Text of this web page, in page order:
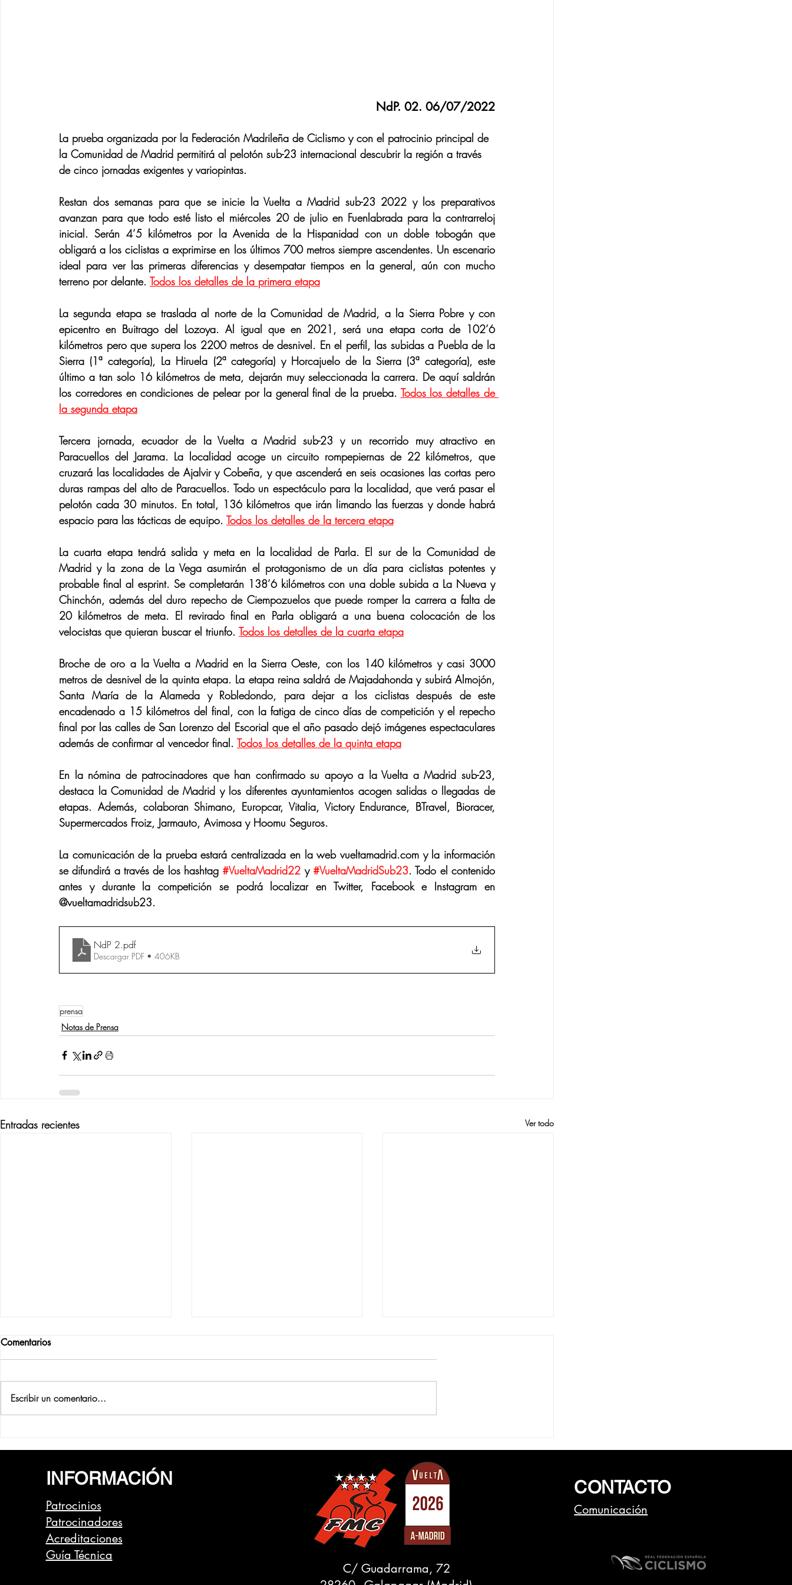
NdP. 02. 06/07/2022
La prueba organizada por la Federación Madrileña de Ciclismo y con el patrocinio principal de
la Comunidad de Madrid permitirá al pelotón sub-23 internacional descubrir la región a través
de cinco jornadas exigentes y variopintas.
Restan dos semanas para que se inicie la Vuelta a Madrid sub-23 2022 y los preparativos
avanzan para que todo esté listo el miércoles 20 de julio en Fuenlabrada para la contrarreloj
inicial. Serán 4’5 kilómetros por la Avenida de la Hispanidad con un doble tobogán que
obligará a los ciclistas a exprimirse en los últimos 700 metros siempre ascendentes. Un escenario
ideal para ver las primeras diferencias y desempatar tiempos en la general, aún con mucho
terreno por delante. Todos los detalles de la primera etapa
La segunda etapa se traslada al norte de la Comunidad de Madrid, a la Sierra Pobre y con
epicentro en Buitrago del Lozoya. Al igual que en 2021, será una etapa corta de 102’6
kilómetros pero que supera los 2200 metros de desnivel. En el perfil, las subidas a Puebla de la
Sierra (1ª categoría), La Hiruela (2ª categoría) y Horcajuelo de la Sierra (3ª categoría), este
último a tan solo 16 kilómetros de meta, dejarán muy seleccionada la carrera. De aquí saldrán
los corredores en condiciones de pelear por la general final de la prueba. Todos los detalles de
la segunda etapa
Tercera jornada, ecuador de la Vuelta a Madrid sub-23 y un recorrido muy atractivo en
Paracuellos del Jarama. La localidad acoge un circuito rompepiernas de 22 kilómetros, que
cruzará las localidades de Ajalvir y Cobeña, y que ascenderá en seis ocasiones las cortas pero
duras rampas del alto de Paracuellos. Todo un espectáculo para la localidad, que verá pasar el
pelotón cada 30 minutos. En total, 136 kilómetros que irán limando las fuerzas y donde habrá
espacio para las tácticas de equipo. Todos los detalles de la tercera etapa
La cuarta etapa tendrá salida y meta en la localidad de Parla. El sur de la Comunidad de
Madrid y la zona de La Vega asumirán el protagonismo de un día para ciclistas potentes y
probable final al esprint. Se completarán 138’6 kilómetros con una doble subida a La Nueva y
Chinchón, además del duro repecho de Ciempozuelos que puede romper la carrera a falta de
20 kilómetros de meta. El revirado final en Parla obligará a una buena colocación de los
velocistas que quieran buscar el triunfo. Todos los detalles de la cuarta etapa
Broche de oro a la Vuelta a Madrid en la Sierra Oeste, con los 140 kilómetros y casi 3000
metros de desnivel de la quinta etapa. La etapa reina saldrá de Majadahonda y subirá Almojón,
Santa María de la Alameda y Robledondo, para dejar a los ciclistas después de este
encadenado a 15 kilómetros del final, con la fatiga de cinco días de competición y el repecho
final por las calles de San Lorenzo del Escorial que el año pasado dejó imágenes espectaculares
además de confirmar al vencedor final. Todos los detalles de la quinta etapa
En la nómina de patrocinadores que han confirmado su apoyo a la Vuelta a Madrid sub-23,
destaca la Comunidad de Madrid y los diferentes ayuntamientos acogen salidas o llegadas de
etapas. Además, colaboran Shimano, Europcar, Vitalia, Victory Endurance, BTravel, Bioracer,
Supermercados Froiz, Jarmauto, Avimosa y Hoomu Seguros.
La comunicación de la prueba estará centralizada en la web vueltamadrid.com y la información
se difundirá a través de los hashtag #VueltaMadrid22 y #VueltaMadridSub23. Todo el contenido
antes y durante la competición se podrá localizar en Twitter, Facebook e Instagram en
@vueltamadridsub23.
NdP 2.pdf
Descargar PDF • 406KB
prensa
Notas de Prensa
Entradas recientes Ver todo
preparados para brillar en la
presenta el próximo martes,
afrontan la Vuelta a Madrid
sub-23 2022
Comentarios
Escribir un comentario...
INFORMACIÓN
Patrocinios
Patrocinadores
Acreditaciones
Guía Técnica
C/ Guadarrama, 72
CONTACTO
Comunicación